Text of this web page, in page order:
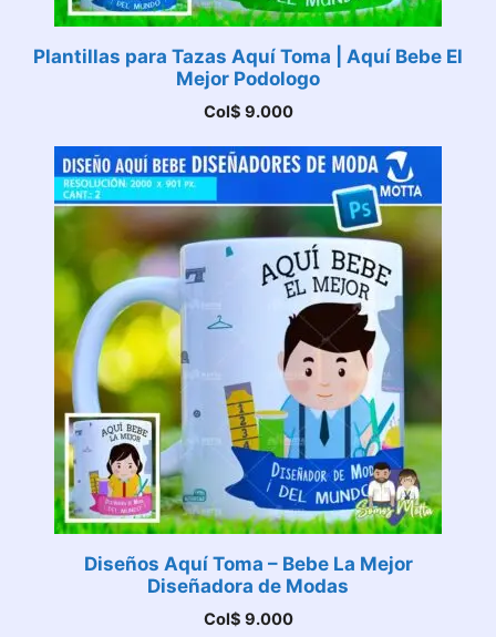
Plantillas para Tazas Aquí Toma | Aquí Bebe El
Mejor Podologo
Col$ 9.000
Diseños Aquí Toma – Bebe La Mejor
Diseñadora de Modas
Col$ 9.000